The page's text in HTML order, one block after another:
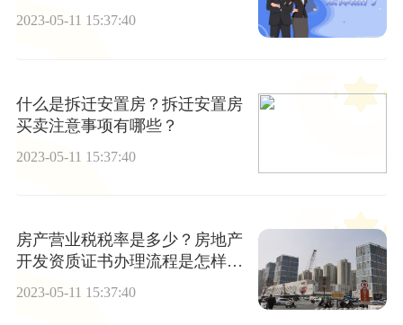
2023-05-11 15:37:40
什么是拆迁安置房？拆迁安置房
买卖注意事项有哪些？
2023-05-11 15:37:40
房产营业税税率是多少？房地产
开发资质证书办理流程是怎样
的？
2023-05-11 15:37:40